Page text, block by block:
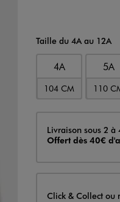
Taille du 4A au 12A
4A
104 CM
5A
110
Livraison
Livraison sous 2
Offert dès 40€
Click & Collect ou